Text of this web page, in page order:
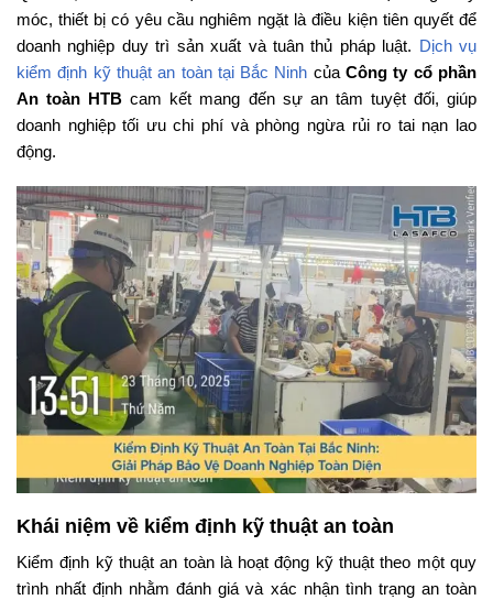
móc, thiết bị có yêu cầu nghiêm ngặt là điều kiện tiên quyết để
doanh nghiệp duy trì sản xuất và tuân thủ pháp luật. Dịch vụ
kiểm định kỹ thuật an toàn tại Bắc Ninh củaCông ty cổ phần
An toàn HTB cam kết mang đến sự an tâm tuyệt đối, giúp
doanh nghiệp tối ưu chi phí và phòng ngừa rủi ro tai nạn lao
động.
Khái niệm về kiểm định kỹ thuật an toàn
Kiểm định kỹ thuật an toàn là hoạt động kỹ thuật theo một quy
trình nhất định nhằm đánh giá và xác nhận tình trạng an toàn